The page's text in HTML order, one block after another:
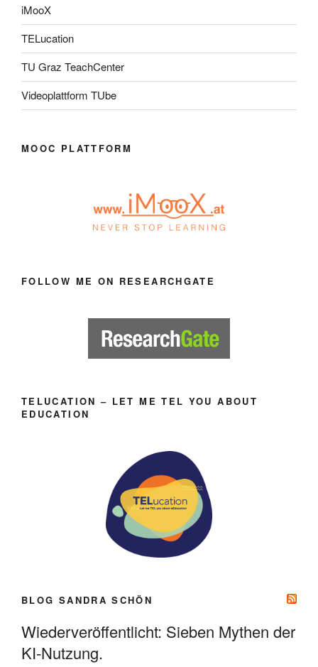
iMooX
TELucation
TU Graz TeachCenter
Videoplattform TUbe
MOOC PLATTFORM
FOLLOW ME ON RESEARCHGATE
TELUCATION – LET ME TEL YOU ABOUT
EDUCATION
BLOG SANDRA SCHÖN
Wiederveröffentlicht: Sieben Mythen der
KI-Nutzung.